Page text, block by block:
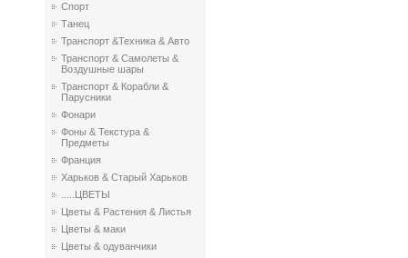
Спорт
Танец
Транспорт &Техника & Авто
Транспорт & Самолеты &
Воздушные шары
Транспорт & Корабли &
Парусники
Фонари
Фоны & Текстура &
Предметы
Франция
Харьков & Старый Харьков
.....ЦВЕТЫ
Цветы & Растения & Листья
Цветы & маки
Цветы & одуванчики